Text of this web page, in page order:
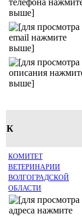
К
КОМИТЕТ
ВЕТЕРИНАРИИ
ВОЛГОГРАДСКОЙ
ОБЛАСТИ